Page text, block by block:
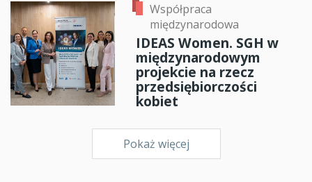
Współpraca
międzynarodowa
IDEAS Women. SGH w
międzynarodowym
projekcie na rzecz
przedsiębiorczości
kobiet
Pokaż więcej